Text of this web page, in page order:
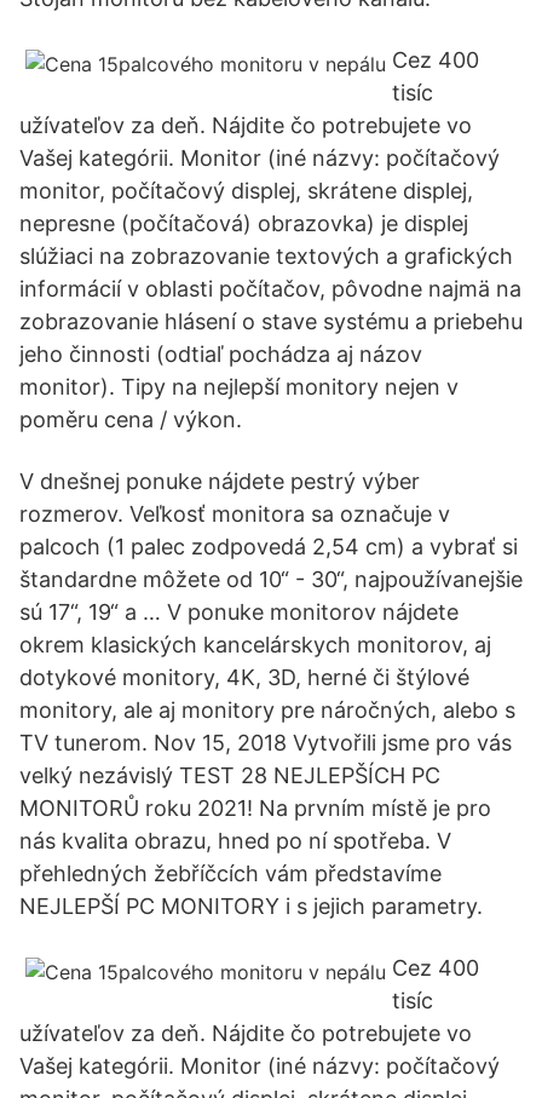
Cez 400
tisíc
užívateľov za deň. Nájdite čo potrebujete vo
Vašej kategórii. Monitor (iné názvy: počítačový
monitor, počítačový displej, skrátene displej,
nepresne (počítačová) obrazovka) je displej
slúžiaci na zobrazovanie textových a grafických
informácií v oblasti počítačov, pôvodne najmä na
zobrazovanie hlásení o stave systému a priebehu
jeho činnosti (odtiaľ pochádza aj názov
monitor). Tipy na nejlepší monitory nejen v
poměru cena / výkon.
V dnešnej ponuke nájdete pestrý výber
rozmerov. Veľkosť monitora sa označuje v
palcoch (1 palec zodpovedá 2,54 cm) a vybrať si
štandardne môžete od 10“ - 30“, najpoužívanejšie
sú 17“, 19“ a … V ponuke monitorov nájdete
okrem klasických kancelárskych monitorov, aj
dotykové monitory, 4K, 3D, herné či štýlové
monitory, ale aj monitory pre náročných, alebo s
TV tunerom. Nov 15, 2018 Vytvořili jsme pro vás
velký nezávislý TEST 28 NEJLEPŠÍCH PC
MONITORŮ roku 2021! Na prvním místě je pro
nás kvalita obrazu, hned po ní spotřeba. V
přehledných žebříčcích vám představíme
NEJLEPŠÍ PC MONITORY i s jejich parametry.
Cez 400
tisíc
užívateľov za deň. Nájdite čo potrebujete vo
Vašej kategórii. Monitor (iné názvy: počítačový